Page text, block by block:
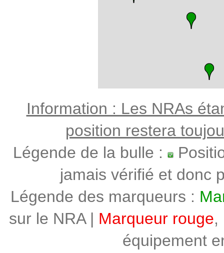
Information : Les NRAs
position restera
Légende de la bulle :
jamais vérifié et donc
Légende des marqueurs :
sur le NRA | Marqueur rouge,
équipement